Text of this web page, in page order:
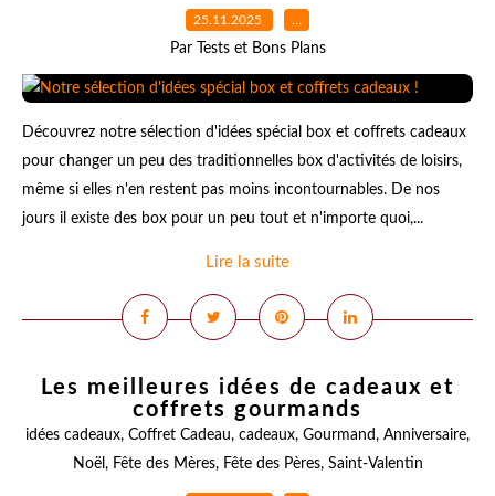
25.11.2025 …
Par Tests et Bons Plans
Découvrez notre sélection d'idées spécial box et coffrets cadeaux
pour changer un peu des traditionnelles box d'activités de loisirs,
même si elles n'en restent pas moins incontournables. De nos
jours il existe des box pour un peu tout et n'importe quoi,...
Lire la suite
Les meilleures idées de cadeaux et
coffrets gourmands
idées cadeaux, Coffret Cadeau, cadeaux, Gourmand, Anniversaire,
Noël , Fête des Mères, Fête des Pères, Saint-Valentin